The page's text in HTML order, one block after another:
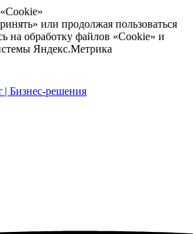
или продолжая пользоваться
на обработку файлов «Cookie» и
Яндекс.Метрика
| Бизнес-решения